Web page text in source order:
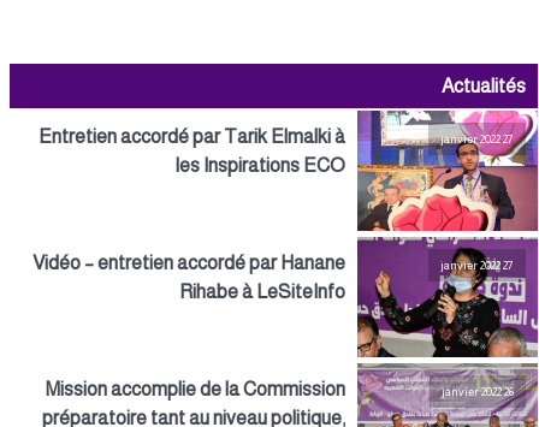
Actualités
27 janvier 2022
Entretien accordé par Tarik Elmalki à
les Inspirations ECO
27 janvier 2022
Vidéo – entretien accordé par Hanane
Rihabe à LeSiteInfo
26 janvier 2022
Mission accomplie de la Commission
préparatoire tant au niveau politique,